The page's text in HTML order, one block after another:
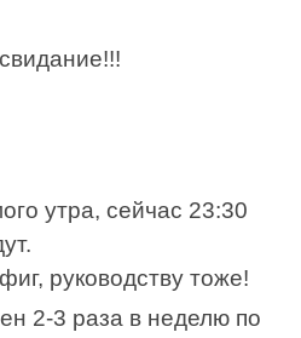
утра, сейчас 23:30
руководству тоже!
2-3 раза в неделю по